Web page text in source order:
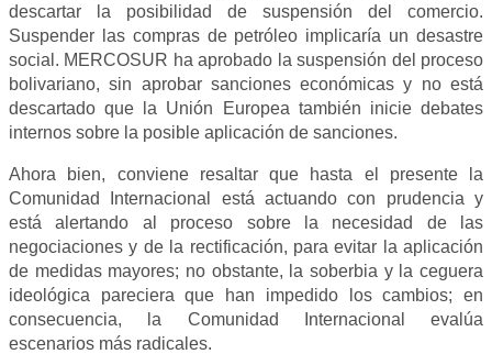
descartar la posibilidad de suspensión del comercio.
Suspender las compras de petróleo implicaría un desastre
social. MERCOSUR ha aprobado la suspensión del proceso
bolivariano, sin aprobar sanciones económicas y no está
descartado que la Unión Europea también inicie debates
internos sobre la posible aplicación de sanciones.
Ahora bien, conviene resaltar que hasta el presente la
Comunidad Internacional está actuando con prudencia y
está alertando al proceso sobre la necesidad de las
negociaciones y de la rectificación, para evitar la aplicación
de medidas mayores; no obstante, la soberbia y la ceguera
ideológica pareciera que han impedido los cambios; en
consecuencia, la Comunidad Internacional evalúa
escenarios más radicales.